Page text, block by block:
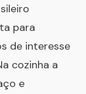
para
de interesse
cozinha a
e